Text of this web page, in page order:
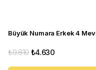
₺4.630
₺9.810